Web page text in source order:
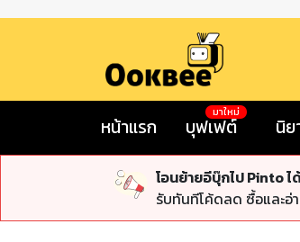
หน้าแรก บุฟเฟต์
มาใหม่
นิย
โอนย้ายอีบุ๊กไป Pinto
รับทันทีโค้ดลด ซื้อและอ่